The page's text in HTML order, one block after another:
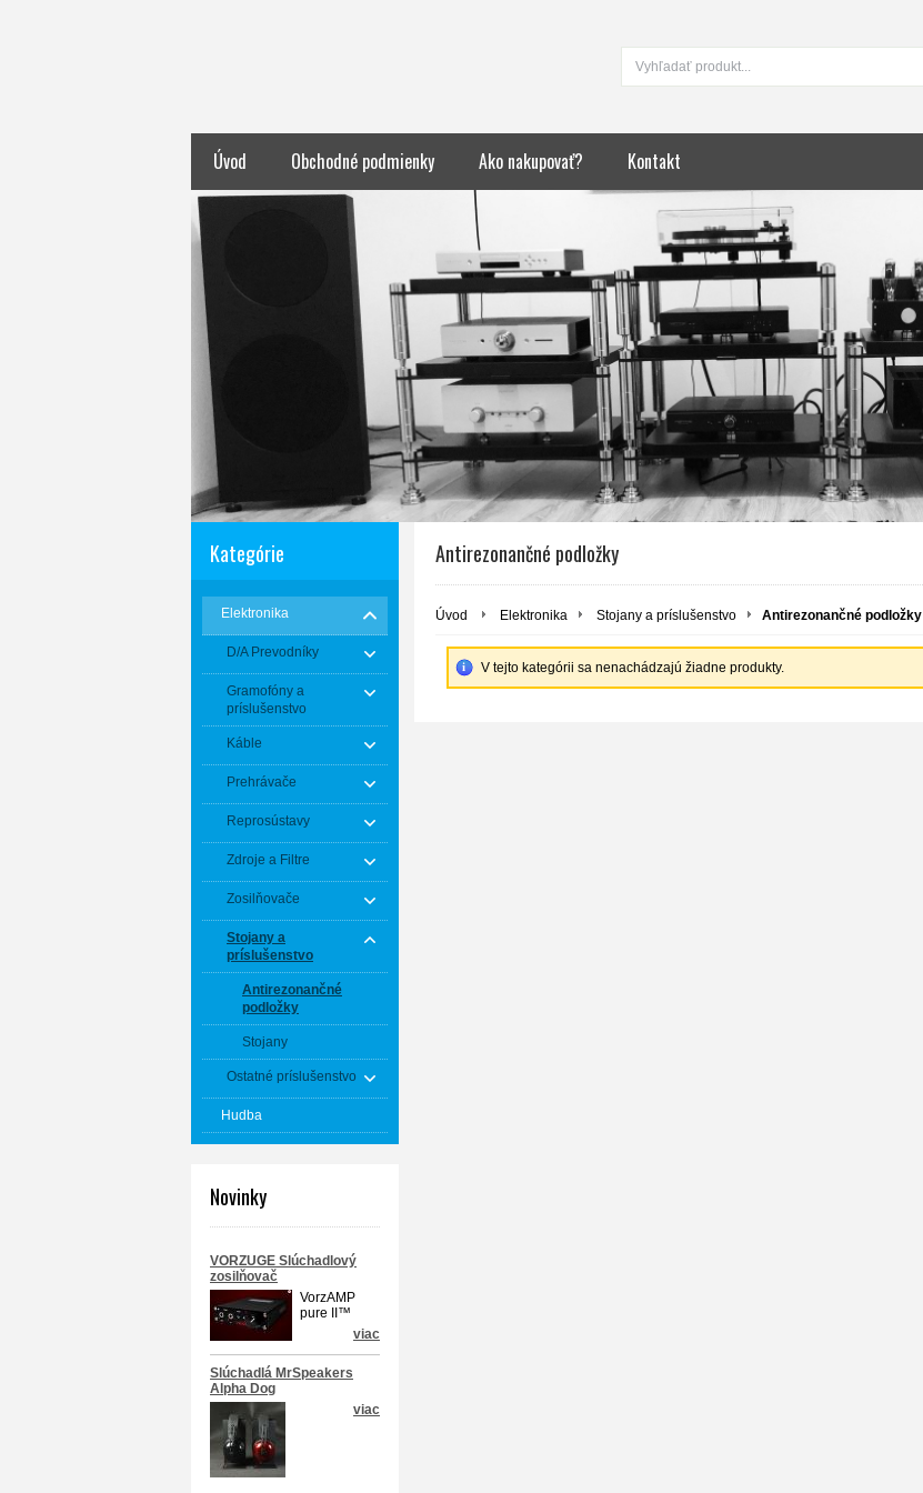
Úvod Obchodné podmienky Ako nakupovať? Kontakt
Kategórie
Elektronika
D/A Prevodníky
Gramofóny a
príslušenstvo
Káble
Prehrávače
Reprosústavy
Zdroje a Filtre
Zosilňovače
Stojany a
príslušenstvo
Antirezonančné
podložky
Stojany
Ostatné príslušenstvo
Hudba
Novinky
VORZUGE Slúchadlový
zosilňovač
VorzAMP
pure II™
viac
Slúchadlá MrSpeakers
Alpha Dog
viac
Antirezonančné podložky
Úvod Elektronika Stojany a príslušenstvo Antirezonančné podložky
V tejto kategórii sa nenachádzajú žiadne produkty.